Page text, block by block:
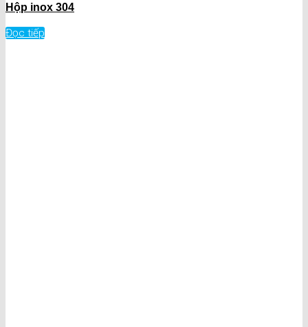
Hộp inox 304
Đọc tiếp